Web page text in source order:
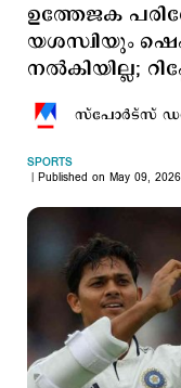
ഉത്തേജക
യശസ്വിയും
നല്‍കിയില്ല;
സ്പോര്‍ട്സ്
SPORTS
Published on May 09,